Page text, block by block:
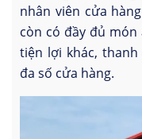
nhân viên cửa
còn có đầy đủ
tiện lợi khác,
đa số cửa hàng.